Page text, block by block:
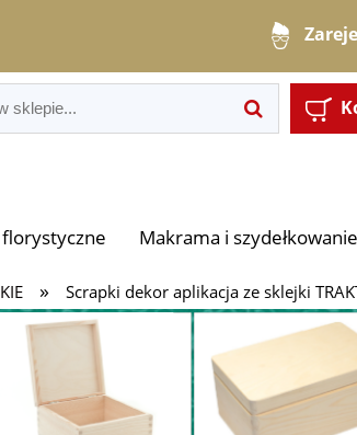
florystyczne Makrama i szydełkowanie
» Scrapki dekor aplikacja ze sklejki